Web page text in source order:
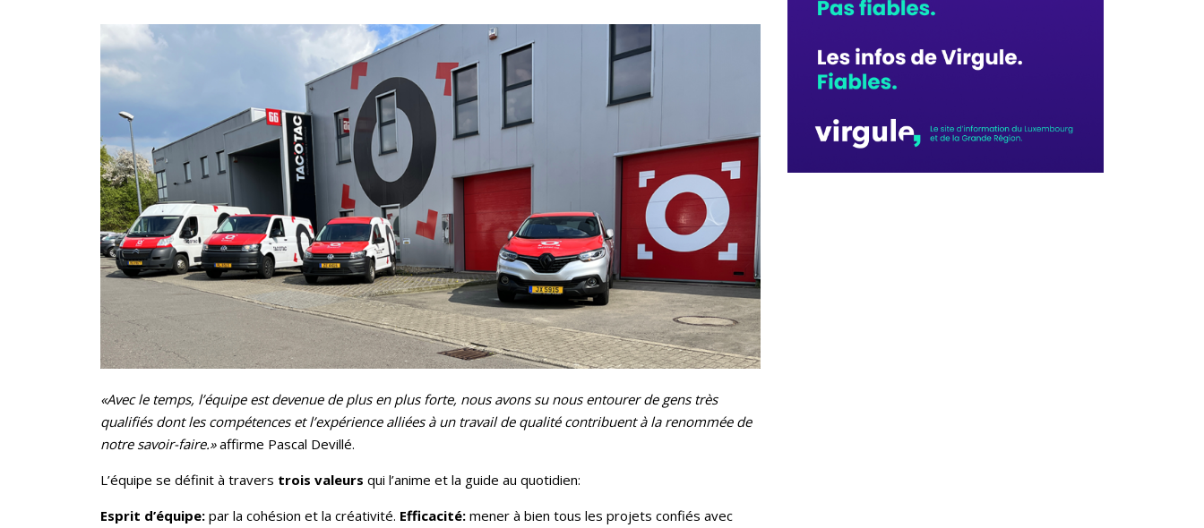
«Avec le temps, l’équipe est devenue de plus en plus forte, nous avons su nous entourer de gens très
qualifiés dont les compétences et l’expérience alliées à un travail de qualité contribuent à la renommée de
notre savoir-faire.»affirme Pascal Devillé.
L’équipe se définit à travers trois valeurs qui l’anime et la guide au quotidien:
Esprit d’équipe: par la cohésion et la créativité. Efficacité: mener à bien tous les projets confiés avec